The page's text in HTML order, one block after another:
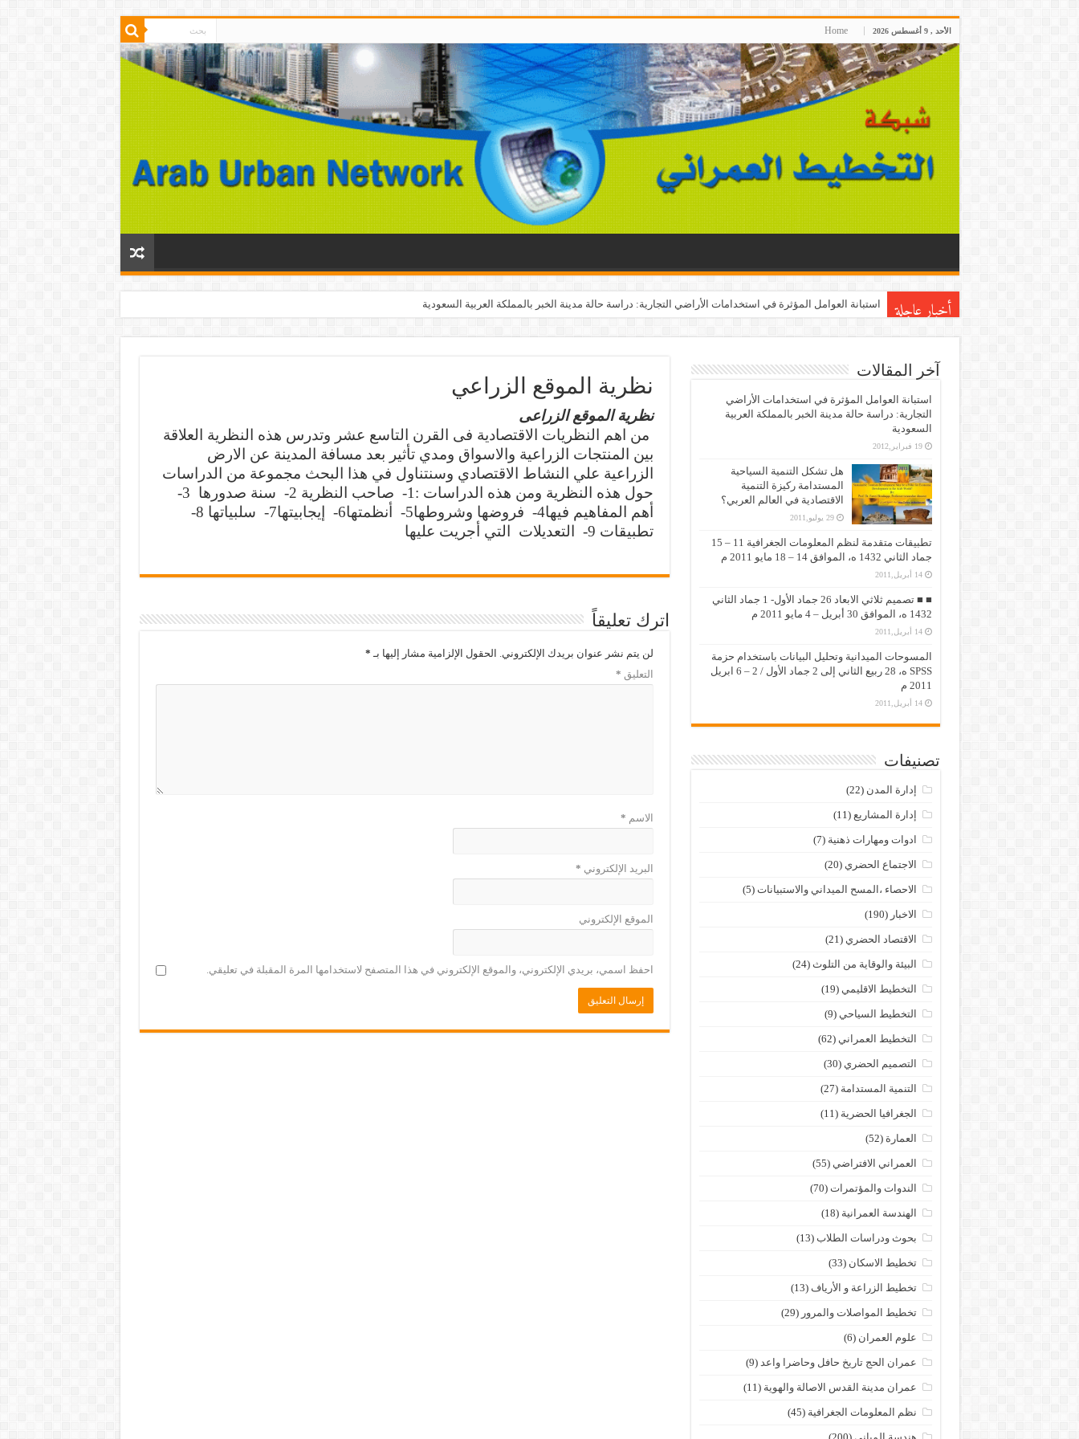
الأحد , 9 أغسطس 2026 Home
أخبار عاجلة استبانة العوامل المؤثرة في استخدامات الأراضي التجارية: دراسة حالة مدينة الخبر بالمملكة العربية السعودية
نظرية الموقع الزراعي
نظرية الموقع الزراعى
من اهم النظريات الاقتصادية فى القرن التاسع عشر وتدرس هذه النظرية العلاقة
بين المنتجات الزراعية والاسواق ومدي تأثير بعد مسافة المدينة عن الارض
الزراعية علي النشاط الاقتصادي وسنتناول في هذا البحث مجموعة من الدراسات
حول هذه النظرية ومن هذه الدراسات : 1- صاحب النظرية 2- سنة صدورها 3-
أهم المفاهيم فيها4- فروضها وشروطها5- أنظمتها6- إيجابيتها7- سلبياتها 8-
تطبيقات 9- التعديلات التي أجريت عليها
اترك تعليقاً
لن يتم نشر عنوان بريدك الإلكتروني. الحقول الإلزامية مشار إليها بـ *
التعليق *
الاسم *
البريد الإلكتروني *
الموقع الإلكتروني
احفظ اسمي، بريدي الإلكتروني، والموقع الإلكتروني في هذا المتصفح لاستخدامها المرة المقبلة في تعليقي.
آخر المقالات
استبانة العوامل المؤثرة في استخدامات الأراضي
التجارية: دراسة حالة مدينة الخبر بالمملكة العربية
السعودية
19 فبراير,2012
هل تشكل التنمية السياحية
المستدامة ركيزة التنمية
الاقتصادية في العالم العربي؟
29 يوليو,2011
تطبيقات متقدمة لنظم المعلومات الجغرافية 11 – 15
جماد الثاني 1432 ه، الموافق 14 – 18 مايو 2011 م
14 أبريل,2011
■ ■ تصميم ثلاثي الابعاد 26 جماد الأول- 1 جماد الثاني
1432 ه، الموافق 30 أبريل – 4 مايو 2011 م
14 أبريل,2011
المسوحات الميدانية وتحليل البيانات باستخدام حزمة
SPSS ه، 28 ربيع الثاني إلى 2 جماد الأول / 2 – 6 ابريل
2011 م
14 أبريل,2011
تصنيفات
إدارة المدن (22)
إدارة المشاريع (11)
ادوات ومهارات ذهنية (7)
الاجتماع الحضري (20)
الاحصاء ،المسح الميداني والاستبيانات (5)
الاخبار (190)
الاقتصاد الحضري (21)
البيئة والوقاية من التلوث (24)
التخطيط الاقليمي (19)
التخطيط السياحي (9)
التخطيط العمراني (62)
التصميم الحضري (30)
التنمية المستدامة (27)
الجغرافيا الحضرية (11)
العمارة (52)
العمراني الافتراضي (55)
الندوات والمؤتمرات (70)
الهندسة العمرانية (18)
بحوث ودراسات الطلاب (13)
تخطيط الاسكان (33)
تخطيط الزراعة و الأرياف (13)
تخطيط المواصلات والمرور (29)
علوم العمران (6)
عمران الحج تاريخ حافل وحاضرا واعد (9)
عمران مدينة القدس الاصالة والهوية (11)
نظم المعلومات الجغرافية (45)